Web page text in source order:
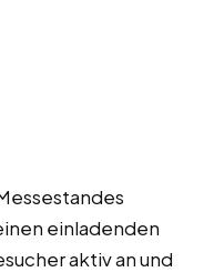
einladenden
aktiv an und